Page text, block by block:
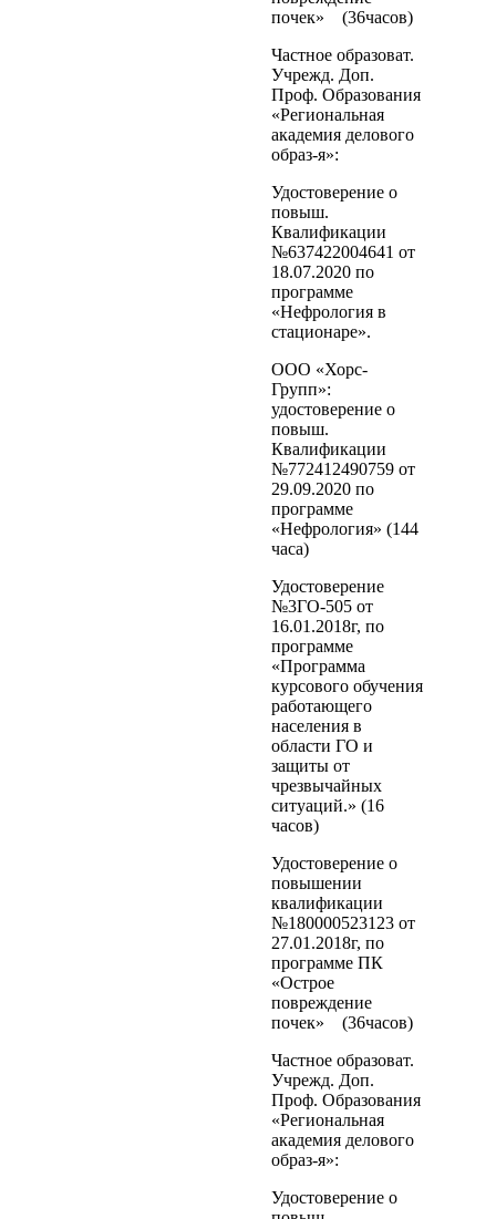
почек» (36часов)
Частное образоват.
Учрежд. Доп.
Проф. Образования
«Региональная
академия делового
образ-я»:
Удостоверение о
повыш.
Квалификации
№637422004641 от
18.07.2020 по
программе
«Нефрология в
стационаре».
ООО «Хорс-
Групп»:
удостоверение о
повыш.
Квалификации
№772412490759 от
29.09.2020 по
программе
«Нефрология» (144
часа)
Удостоверение
№3ГО-505 от
16.01.2018г, по
программе
«Программа
курсового обучения
работающего
населения в
области ГО и
защиты от
чрезвычайных
ситуаций.» (16
часов)
Удостоверение о
повышении
квалификации
№180000523123 от
27.01.2018г, по
программе ПК
«Острое
повреждение
почек» (36часов)
Частное образоват.
Учрежд. Доп.
Проф. Образования
«Региональная
академия делового
образ-я»:
Удостоверение о